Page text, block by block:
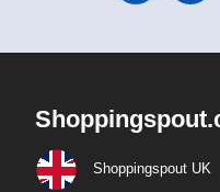
Shoppingspout UK